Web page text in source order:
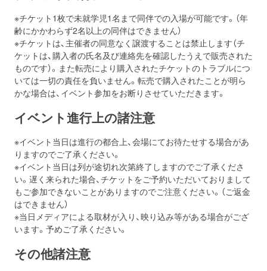
※チケット1枚で未就学児1名まで同伴での入場が可能です。（年
齢にかかわらず2名以上の同伴はできません）
※チケットは、主催者の同意なく譲渡することは禁止します（チ
ケットは、購入者の氏名及び連絡先を確認したうえで販売された
ものです）。また転売により購入されたチケットのトラブルにつ
いては一切の責任を負いません。転売で購入されたことが明ら
かな場合は、イベント参加をお断りさせていただきます。
イベント進行上の諸注意
※イベント当日は進行の都合上、会場にてお待たせする場合があ
りますのでご了承ください。
※イベント当日は列が途切れ次第終了しますのでご了承くださ
い。遅く来られた場合、チケットをご予約いただいておりまして
もご参加できないことがありますのでご注意ください。（ご返金
はできません）
※当日メディアによる取材が入り、映り込み等がある場合がござ
います。予めご了承ください。
その他諸注意